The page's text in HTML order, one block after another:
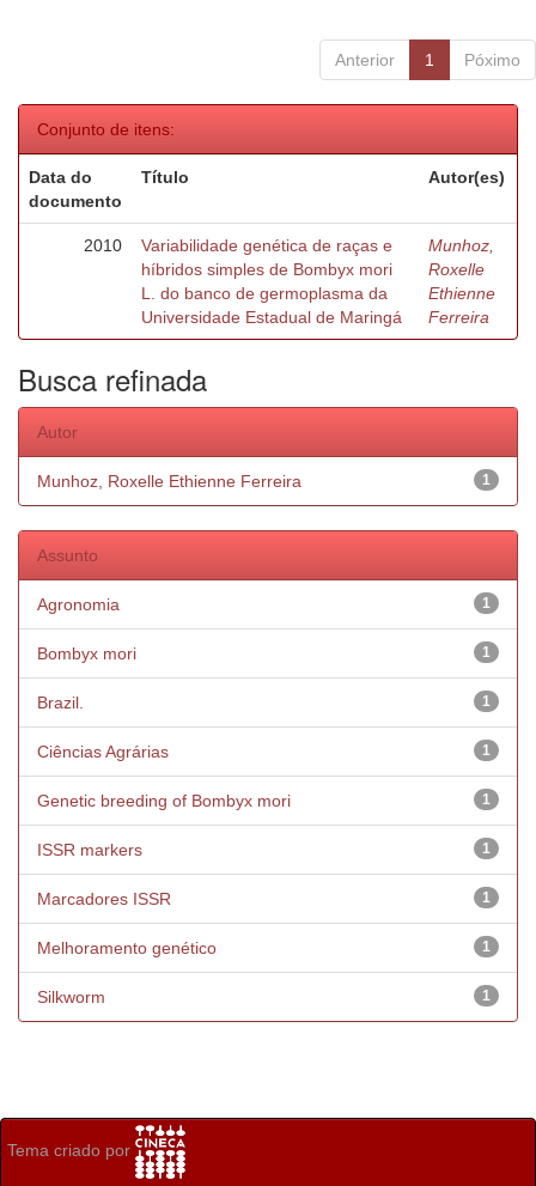
Anterior 1 Póximo
Conjunto de itens:
Data do
documento
Título Autor(es)
2010
Variabilidade genética de raças e
híbridos simples de Bombyx mori
L. do banco de germoplasma da
Universidade Estadual de Maringá
Munhoz,
Roxelle
Ethienne
Ferreira
Busca refinada
Autor
1
Munhoz, Roxelle Ethienne Ferreira
Assunto
1
Agronomia
1
Bombyx mori
1
Brazil.
1
Ciências Agrárias
1
Genetic breeding of Bombyx mori
1
ISSR markers
1
Marcadores ISSR
1
Melhoramento genético
1
Silkworm
Tema criado por